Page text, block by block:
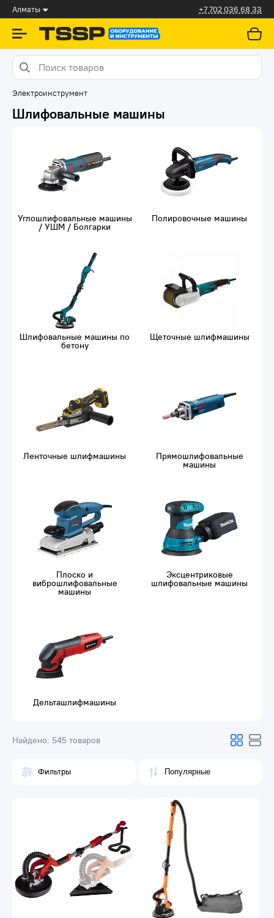
Алматы +7 702 036 68 33
Электроинструмент
Шлифовальные машины
Углошлифовальные машины
/ УШМ / Болгарки
Полировочные машины
Шлифовальные машины по
бетону
Щеточные шлифмашины
Ленточные шлифмашины Прямошлифовальные
машины
Плоско и
виброшлифовальные
машины
Эксцентриковые
шлифовальные машины
Дельташлифмашины
Найдено: 545 товаров
Фильтры